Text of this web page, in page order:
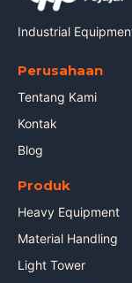
Industrial
Perusahaan
Tentang Kami
Kontak
Blog
Produk
Heavy Equipment
Material Handling
Light Tower